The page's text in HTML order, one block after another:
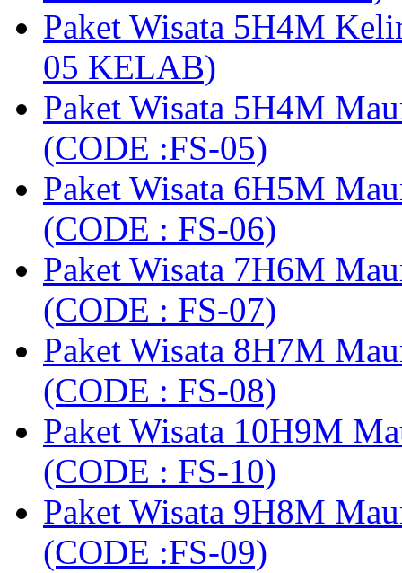
Paket Wisata 5H4M
05 KELAB)
Paket Wisata 5H4M
(CODE :FS-05)
Paket Wisata 6H5M
(CODE : FS-06)
Paket Wisata 7H6M
(CODE : FS-07)
Paket Wisata 8H7M
(CODE : FS-08)
Paket Wisata 10H9M
(CODE : FS-10)
Paket Wisata 9H8M
(CODE :FS-09)